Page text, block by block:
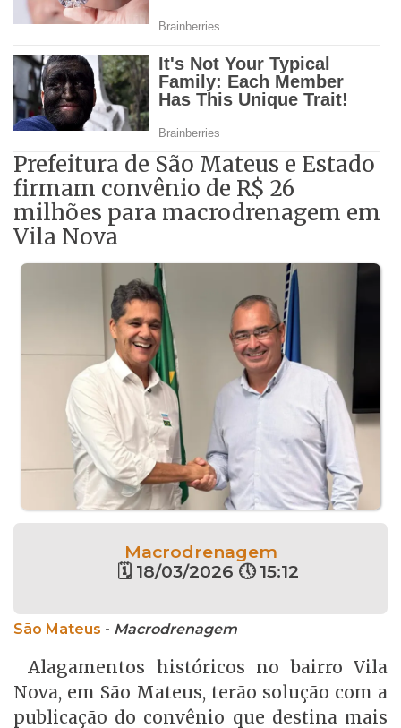
Prefeitura de São Mateus e Estado
firmam convênio de R$ 26
milhões para macrodrenagem em
Vila Nova
Macrodrenagem
🗓 18/03/2026 🕔 15:12
São Mateus - Macrodrenagem
Alagamentos históricos no bairro Vila
Nova, em São Mateus, terão solução com a
publicação do convênio que destina mais